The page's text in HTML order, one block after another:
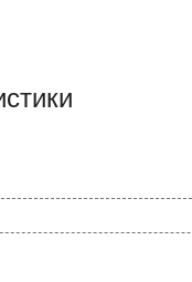
четкие грани. Таким
рычага. Керамический